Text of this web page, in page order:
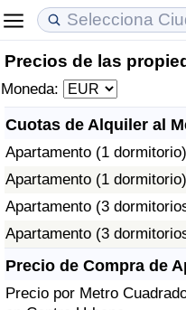
Precios de las
Moneda:
Cuotas de Alquiler al
Apartamento (1
Apartamento (1
Apartamento (3
Apartamento (3
Precio de Compra de
Precio por Metro
Coste de vida
Índice de Costo de Vida
Índice de Costo de Vida
Índice de costo de vida
Precios de las
Índice de Precios de
Índice de Precios de
Índice de Precios de
Calidad de Vida
Índice de Calidad de Vida
Índice de Calidad de
Índice de calidad de
Calificación del Índice